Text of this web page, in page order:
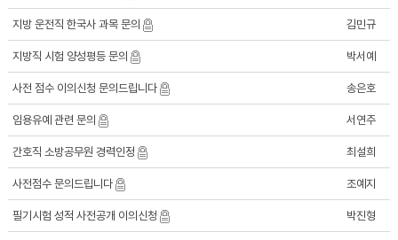
지방 운전직 한국사 과목 문의 김민규
지방직 시험 양성평등 문의 박서예
사전 점수 이의신청 문의드립니다 송은호
임용유예 관련 문의 서연주
간호직 소방공무원 경력인정 최설희
사전점수 문의드립니다 조예지
필기시험 성적 사전공개 이의신청 박진형